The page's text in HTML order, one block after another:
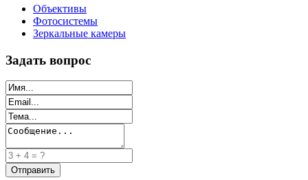
Объективы
Фотосистемы
Зеркальные камеры
Задать вопрос